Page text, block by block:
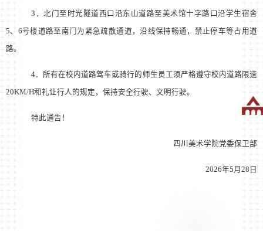
3 ． 北门至时光隧道西口沿东山道路至美术馆十字路口沿学生宿舍
5、 6号楼道路至南门为紧急疏散通道，沿线保持畅通，禁止停车等占用道
路。
4．所有在校内道路驾车或骑行的师生员工须严格遵守校内道路限速
20KM/H和礼让行人的规定，保持安全行驶、文明行驶。
特此通告！
四川美术学院党委保卫部
2026年5月 28 日